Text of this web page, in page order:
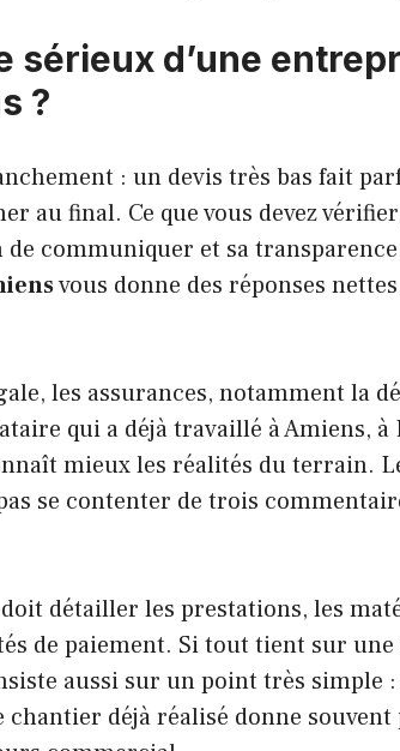
sérieux d’une
?
: un devis très bas fait
au final. Ce que vous devez
de communiquer et sa
vous donne des réponses
les assurances, notamment la
qui a déjà travaillé à Amiens, à
mieux les réalités du terrain.
se contenter de trois
détailler les prestations, les
de paiement. Si tout tient sur une
aussi sur un point très simple
chantier déjà réalisé donne souvent